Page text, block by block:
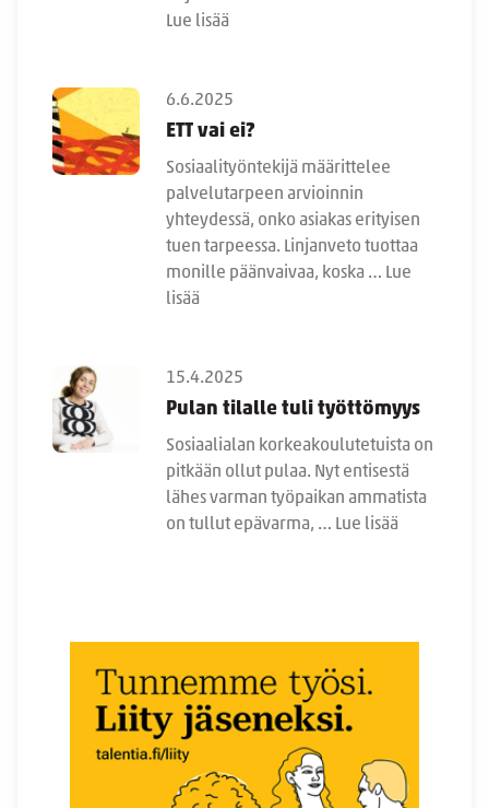
Lue lisää
6.6.2025
ETT vai ei?
Sosiaalityöntekijä määrittelee
palvelutarpeen arvioinnin
yhteydessä, onko asiakas erityisen
tuen tarpeessa. Linjanveto tuottaa
monille päänvaivaa, koska … Lue
lisää
15.4.2025
Pulan tilalle tuli työttömyys
Sosiaalialan korkeakoulutetuista on
pitkään ollut pulaa. Nyt entisestä
lähes varman työpaikan ammatista
on tullut epävarma, … Lue lisää